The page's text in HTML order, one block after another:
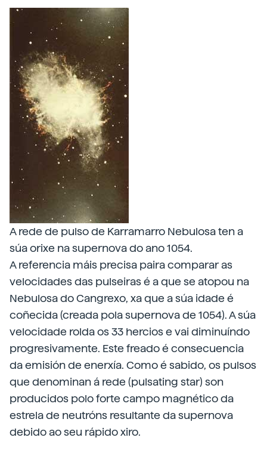
A rede de pulso de Karramarro Nebulosa ten a
súa orixe na supernova do ano 1054.
A referencia máis precisa paira comparar as
velocidades das pulseiras é a que se atopou na
Nebulosa do Cangrexo, xa que a súa idade é
coñecida (creada pola supernova de 1054). A súa
velocidade rolda os 33 hercios e vai diminuíndo
progresivamente. Este freado é consecuencia
da emisión de enerxía. Como é sabido, os pulsos
que denominan á rede (pulsating star) son
producidos polo forte campo magnético da
estrela de neutróns resultante da supernova
debido ao seu rápido xiro.